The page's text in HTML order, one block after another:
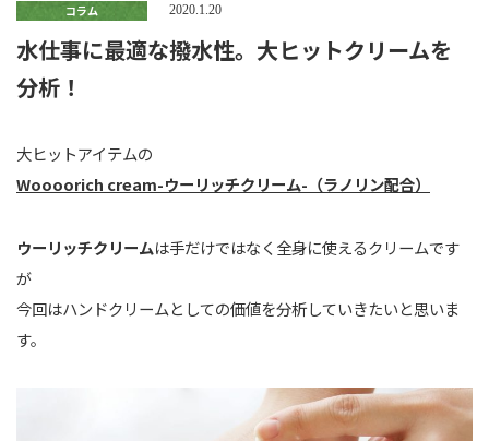
コラム 2020.1.20
水仕事に最適な撥水性。大ヒットクリームを
分析！
大ヒットアイテムの
Woooorich cream-ウーリッチクリーム-（ラノリン配合）
ウーリッチクリームは手だけではなく全身に使えるクリームです
が
今回はハンドクリームとしての価値を分析していきたいと思いま
す。